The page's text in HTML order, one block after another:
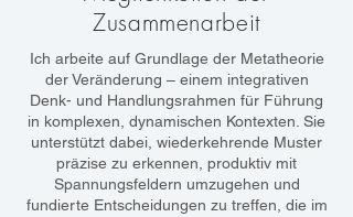
Zusammenarbeit
Ich arbeite auf Grundlage der Metatheorie
der Veränderung – einem integrativen
Denk- und Handlungsrahmen für Führung
in komplexen, dynamischen Kontexten. Sie
unterstützt dabei, wiederkehrende Muster
präzise zu erkennen, produktiv mit
Spannungsfeldern umzugehen und
fundierte Entscheidungen zu treffen, die im